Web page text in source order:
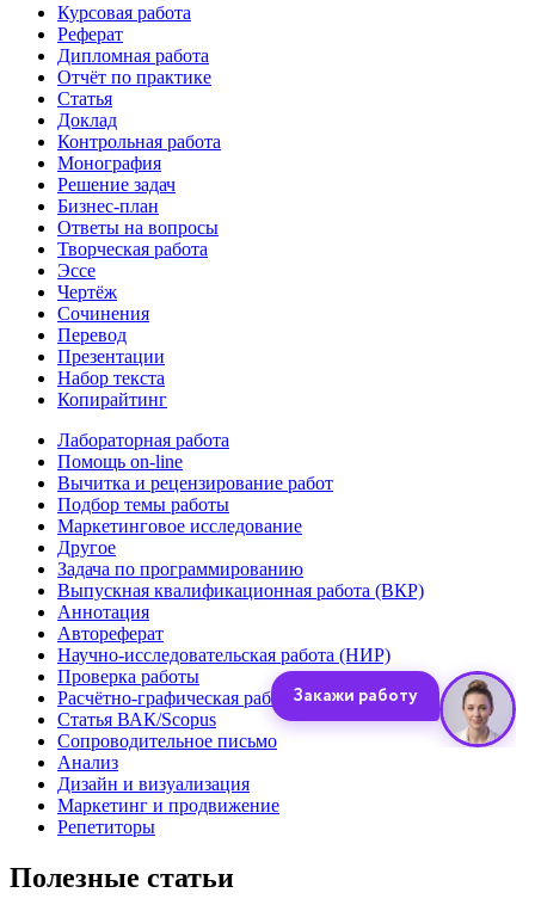
Курсовая работа
Реферат
Дипломная работа
Отчёт по практике
Статья
Доклад
Контрольная работа
Монография
Решение задач
Бизнес-план
Ответы на вопросы
Творческая работа
Эссе
Чертёж
Сочинения
Перевод
Презентации
Набор текста
Копирайтинг
Лабораторная работа
Помощь on-line
Вычитка и рецензирование работ
Подбор темы работы
Маркетинговое исследование
Другое
Задача по программированию
Выпускная квалификационная работа (ВКР)
Аннотация
Автореферат
Научно-исследовательская работа (НИР)
Проверка работы
Расчётно-графическая работа (РГР)
Статья ВАК/Scopus
Сопроводительное письмо
Анализ
Дизайн и визуализация
Маркетинг и продвижение
Репетиторы
Полезные статьи